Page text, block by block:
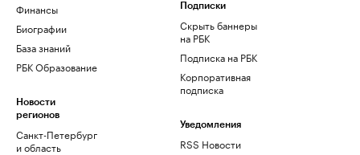
Финансы
Биографии
База знаний
РБК Образование
Новости
регионов
Санкт-Петербург
и область
Подписки
Скрыть баннеры
на РБК
Подписка на РБК
Корпоративная
подписка
Уведомления
RSS Новости